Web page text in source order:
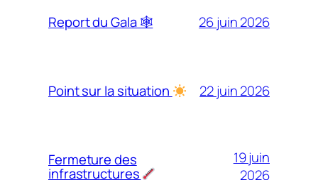
Report du Gala 🕸 26 juin 2026
Point sur la situation 22 juin 2026
Fermeture des
infrastructures
19 juin
2026